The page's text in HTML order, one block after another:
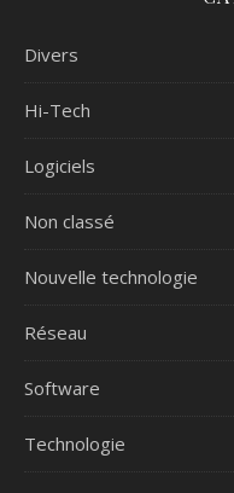
Divers
Hi-Tech
Logiciels
Non classé
Nouvelle technologie
Réseau
Software
Technologie